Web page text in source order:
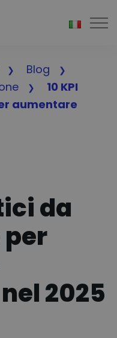
Blog
10 KPI
aumentare
da
2025